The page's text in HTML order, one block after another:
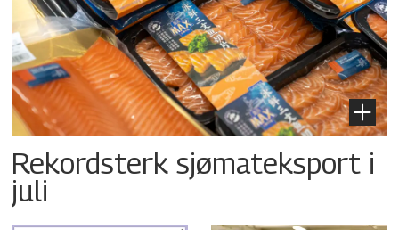
Rekordsterk sjømateksport i
juli